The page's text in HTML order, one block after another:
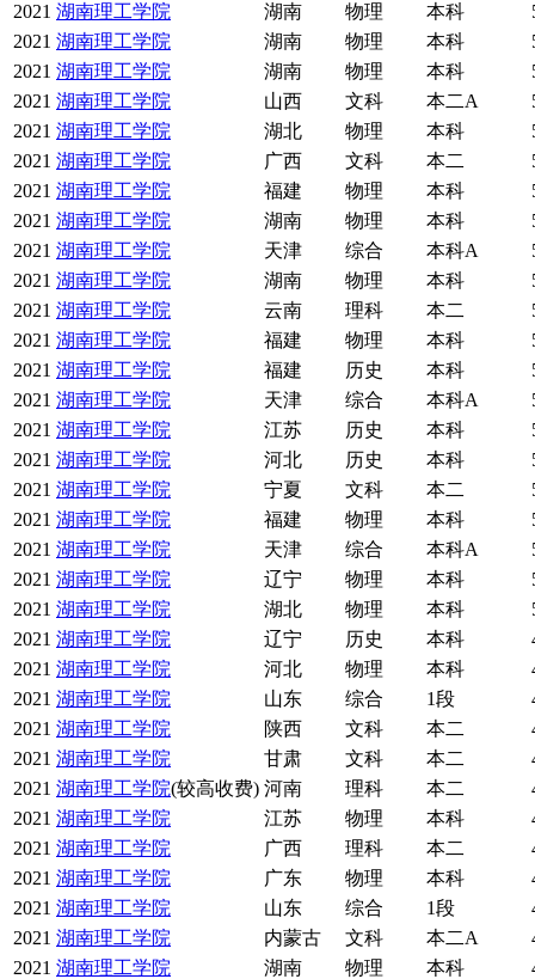
2021 湖南理工学院 湖南 物理 本科
2021 湖南理工学院 湖南 物理 本科
2021 湖南理工学院 湖南 物理 本科
2021 湖南理工学院 山西 文科 本二A
2021 湖南理工学院 湖北 物理 本科
2021 湖南理工学院 广西 文科 本二
2021 湖南理工学院 福建 物理 本科
2021 湖南理工学院 湖南 物理 本科
2021 湖南理工学院 天津 综合 本科A
2021 湖南理工学院 湖南 物理 本科
2021 湖南理工学院 云南 理科 本二
2021 湖南理工学院 福建 物理 本科
2021 湖南理工学院 福建 历史 本科
2021 湖南理工学院 天津 综合 本科A
2021 湖南理工学院 江苏 历史 本科
2021 湖南理工学院 河北 历史 本科
2021 湖南理工学院 宁夏 文科 本二
2021 湖南理工学院 福建 物理 本科
2021 湖南理工学院 天津 综合 本科A
2021 湖南理工学院 辽宁 物理 本科
2021 湖南理工学院 湖北 物理 本科
2021 湖南理工学院 辽宁 历史 本科
2021 湖南理工学院 河北 物理 本科
2021 湖南理工学院 山东 综合 1段
2021 湖南理工学院 陕西 文科 本二
2021 湖南理工学院 甘肃 文科 本二
2021 湖南理工学院(较高收费) 河南 理科 本二
2021 湖南理工学院 江苏 物理 本科
2021 湖南理工学院 广西 理科 本二
2021 湖南理工学院 广东 物理 本科
2021 湖南理工学院 山东 综合 1段
2021 湖南理工学院 内蒙古 文科 本二A
2021 湖南理工学院 湖南 物理 本科